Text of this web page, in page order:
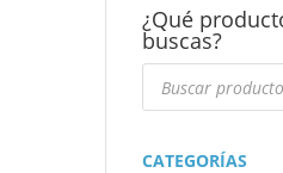
¿Qué
buscas?
Búsqueda
productos
CATEGORÍAS